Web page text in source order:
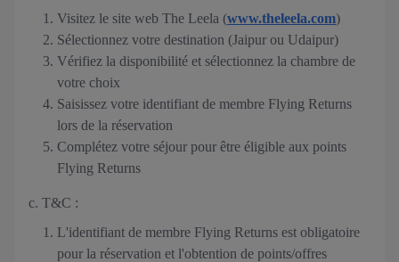
Visitez le site web The Leela (www.theleela.com)
Sélectionnez votre destination (Jaipur ou Udaipur)
Vérifiez la disponibilité et sélectionnez la chambre de
votre choix
Saisissez votre identifiant de membre Flying Returns
lors de la réservation
Complétez votre séjour pour être éligible aux points
Flying Returns
c. T&C :
L'identifiant de membre Flying Returns est obligatoire
pour la réservation et l'obtention de points/offres